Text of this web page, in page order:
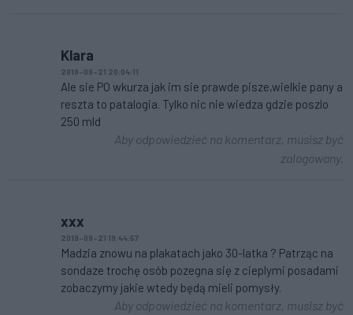
Klara
2019-09-21 20:04:11
Ale sie PO wkurza jak im sie prawde pisze,wielkie pany a
reszta to patalogia. Tylko nic nie wiedza gdzie poszlo
250 mld
Aby odpowiedzieć na komentarz, musisz być
zalogowany.
xxx
2019-09-21 19:44:57
Madzia znowu na plakatach jako 30-latka ? Patrząc na
sondaze trochę osób pozegna się z cieplymi posadami
zobaczymy jakie wtedy będą mieli pomysły.
Aby odpowiedzieć na komentarz, musisz być